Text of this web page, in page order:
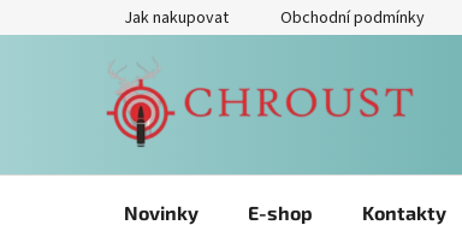
na
Jak nakupovat Obchodní podmínky
Novinky E-shop Kontakty